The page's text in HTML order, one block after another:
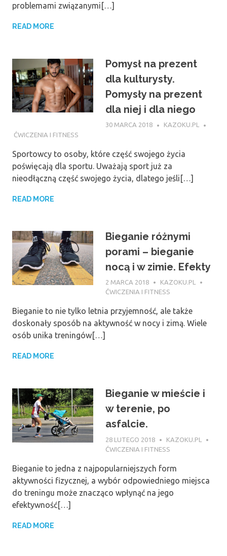
problemami związanymi[…]
READ MORE
Pomysł na prezent
dla kulturysty.
Pomysły na prezent
dla niej i dla niego
30 MARCA 2018
KAZOKU.PL
ĆWICZENIA I FITNESS
Sportowcy to osoby, które część swojego życia
poświęcają dla sportu. Uważają sport już za
nieodłączną część swojego życia, dlatego jeśli[…]
READ MORE
Bieganie różnymi
porami – bieganie
nocą i w zimie. Efekty
2 MARCA 2018
KAZOKU.PL
ĆWICZENIA I FITNESS
Bieganie to nie tylko letnia przyjemność, ale także
doskonały sposób na aktywność w nocy i zimą. Wiele
osób unika treningów[…]
READ MORE
Bieganie w mieście i
w terenie, po
asfalcie.
28 LUTEGO 2018
KAZOKU.PL
ĆWICZENIA I FITNESS
Bieganie to jedna z najpopularniejszych form
aktywności fizycznej, a wybór odpowiedniego miejsca
do treningu może znacząco wpłynąć na jego
efektywność[…]
READ MORE